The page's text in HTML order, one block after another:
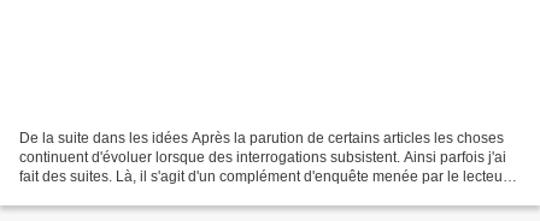
De la suite dans les idées Après la parution de certains articles les choses
continuent d'évoluer lorsque des interrogations subsistent. Ainsi parfois j'ai
fait des suites. Là, il s'agit d'un complément d'enquête menée par le lecteur